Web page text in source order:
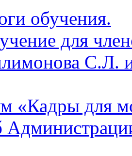
обучения.
для
С.Л.
«Кадры для